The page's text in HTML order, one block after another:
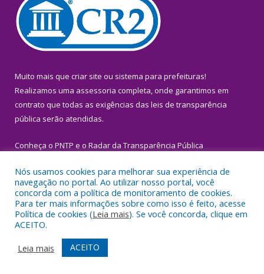
Muito mais que criar site ou sistema para prefeituras!
Realizamos uma assessoria completa, onde garantimos em
contrato que todas as exigências das leis de transparência
pública serão atendidas.
Conheça o PNTP e o Radar da Transparência Pública
Todos os direitos reservados a Prefeitura Municipal de Igarapé-
Miri.
Mapa do Site
Acessar Área Administrativa
Acessar Webmail
Nós usamos cookies para melhorar sua experiência de
navegação no portal. Ao utilizar nosso portal, você
concorda com a política de monitoramento de cookies.
Para ter mais informações sobre como isso é feito, acesse
Política de cookies (Leia mais). Se você concorda, clique em
ACEITO.
Leia mais
ACEITO